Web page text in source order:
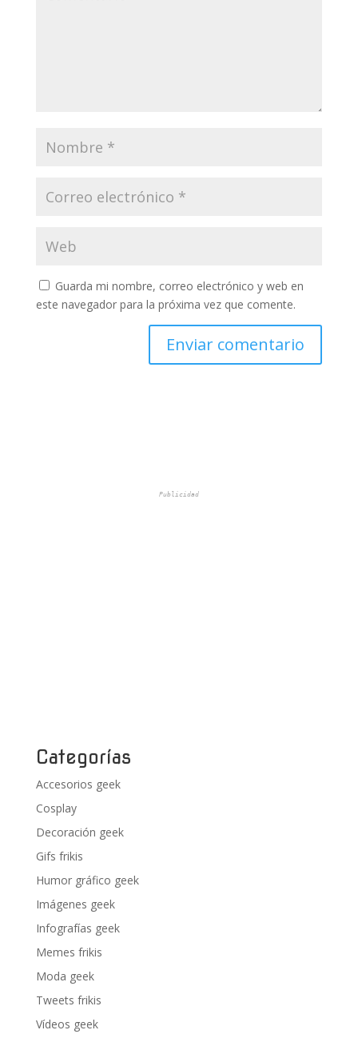
Guarda mi nombre, correo electrónico y web en
este navegador para la próxima vez que comente.
Publicidad
Categorías
Accesorios geek
Cosplay
Decoración geek
Gifs frikis
Humor gráfico geek
Imágenes geek
Infografías geek
Memes frikis
Moda geek
Tweets frikis
Vídeos geek